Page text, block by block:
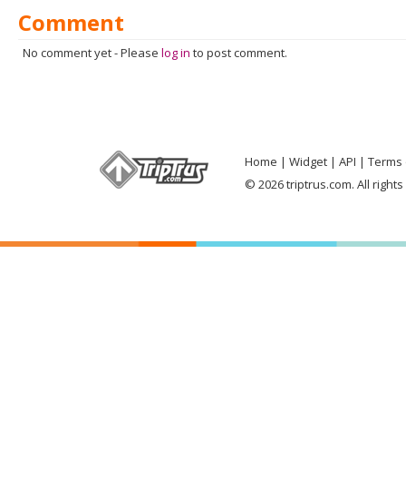
Comment
No comment yet-Please log in to post comment.
Home Widget API
Terms
© 2026 triptrus.com. All